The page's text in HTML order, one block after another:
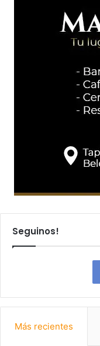
Seguinos!
Más recientes